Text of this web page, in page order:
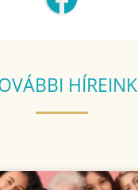
HÍREINK